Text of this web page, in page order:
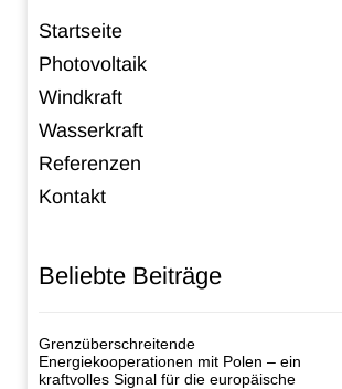
Startseite
Photovoltaik
Windkraft
Wasserkraft
Referenzen
Kontakt
Beliebte Beiträge
Grenzüberschreitende
Energiekooperationen mit Polen – ein
kraftvolles Signal für die europäische